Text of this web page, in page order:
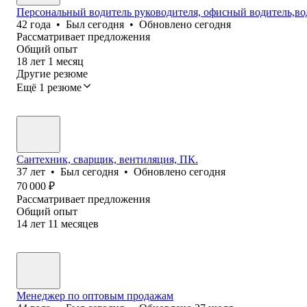
Персональный водитель руководителя, офисный
42 года • Был сегодня • Обновлено сегодня
Рассматривает предложения
Общий опыт
18 лет 1 месяц
Другие резюме
Ещё 1 резюме
Сантехник, сварщик, вентиляция, ПК.
37 лет • Был сегодня • Обновлено сегодня
70 000 ₽
Рассматривает предложения
Общий опыт
14 лет 11 месяцев
Менеджер по оптовым продажам